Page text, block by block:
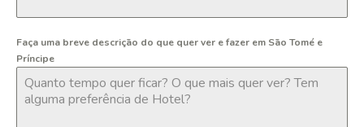
Faça uma breve descrição do que quer ver e fazer em São Tomé e
Príncipe